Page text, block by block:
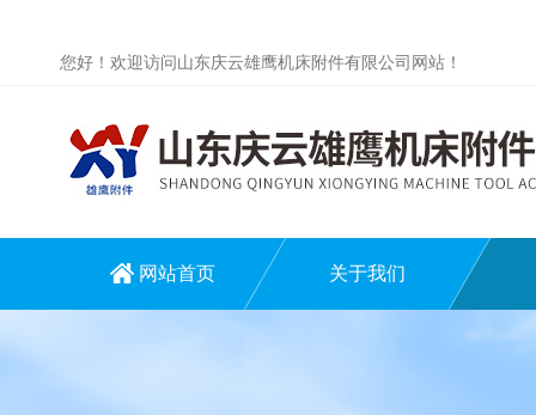
您好！欢迎访问山东庆云雄鹰机床附件有限公司网站！
网站首页 关于我们